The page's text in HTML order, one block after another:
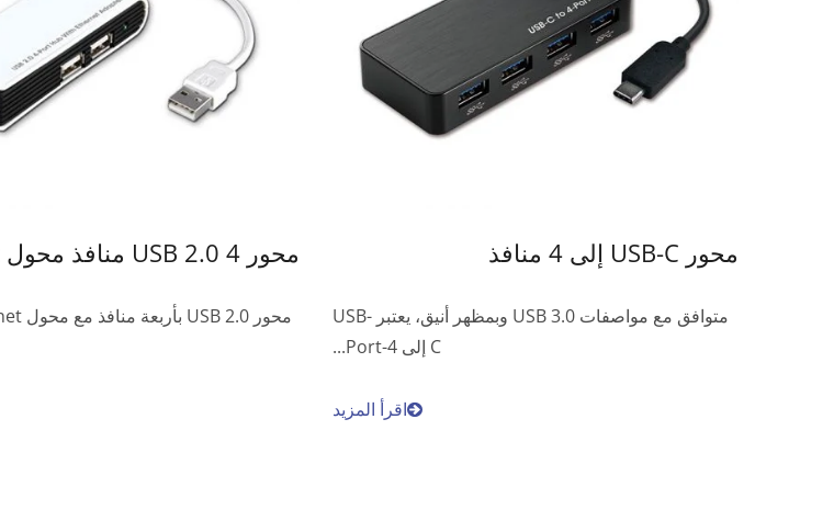
محور USB-C إلى 4 منافذ
متوافق مع مواصفات USB 3.0 وبمظهر أنيق، يعتبر USB-
C إلى 4-Port...
اقرأ المزيد
محور USB 2.0 4 منافذ محول Ethernet